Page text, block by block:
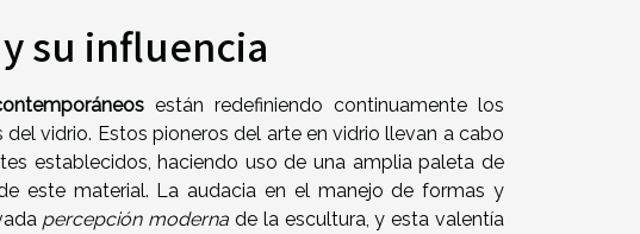
su influencia
están redefiniendo continuamente los
vidrio. Estos pioneros del arte en vidrio llevan a cabo
establecidos, haciendo uso de una amplia paleta de
este material. La audacia en el manejo de formas y
percepción moderna de la escultura, y esta valentía